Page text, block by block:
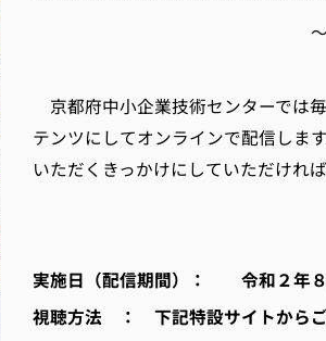
京都府中小企業技術センターでは
テンツにしてオンラインで配信しま
いただくきっかけにしていただけれ
実施日（配信期間）： 令和２年
視聴方法 ： 下記特設サイトからご